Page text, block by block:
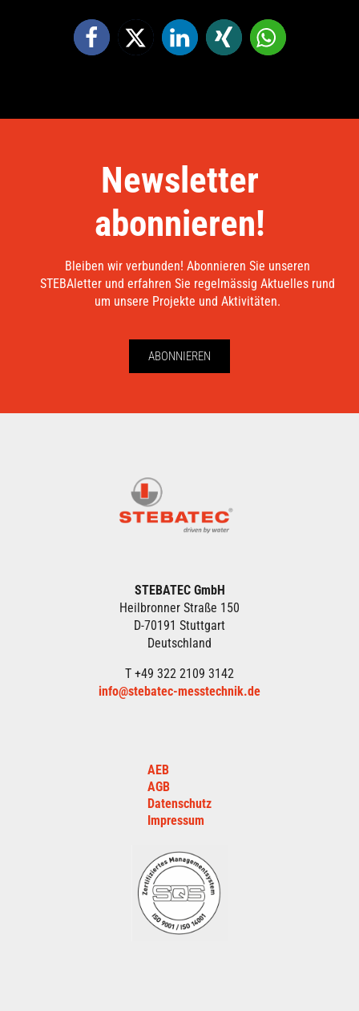
Newsletter
abonnieren!
Bleiben wir verbunden! Abonnieren Sie unseren
STEBAletter und erfahren Sie regelmässig Aktuelles rund
um unsere Projekte und Aktivitäten.
ABONNIEREN
STEBATEC GmbH
Heilbronner Straße 150
D-70191 Stuttgart
Deutschland
T +49 322 2109 3142
info@stebatec-messtechnik.de
AEB
AGB
Datenschutz
Impressum